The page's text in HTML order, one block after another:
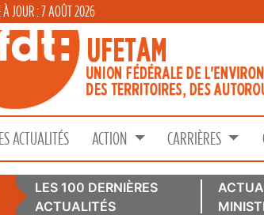
À JOUR : 7 AOÛT 2026
ACTUALITÉS ACTION CARRIÈRES
LES 100 DERNIÈRES
ACTUALITÉS